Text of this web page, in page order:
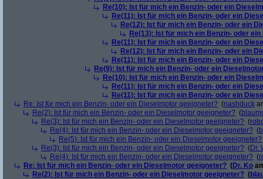
Re(10): Ist für mich ein Benzin- oder ein
Re(11): Ist für mich ein Benzin- oder ein
Re(12): Ist für mich ein Benzin- oder ein
Re(13): Ist für mich ein Benzin- oder
Re(11): Ist für mich ein Benzin- oder ein
Re(12): Ist für mich ein Benzin- oder ein
Re(11): Ist für mich ein Benzin- oder ein
Re(9): Ist für mich ein Benzin- oder ein
Re(10): Ist für mich ein Benzin- oder ein
Re(11): Ist für mich ein Benzin- oder ein
Re(11): Ist für mich ein Benzin- oder ein
Re: Ist für mich ein Benzin- oder ein Dieselmotor geeigneter? (nashduck
Re(2): Ist für mich ein Benzin- oder ein Dieselmotor geeigneter? (
Re(3): Ist für mich ein Benzin- oder ein Dieselmotor geeigneter? (
Re(4): Ist für mich ein Benzin- oder ein Dieselmotor geeigneter? (
Re(5): Ist für mich ein Benzin- oder ein Dieselmotor geeigneter?
Re(3): Ist für mich ein Benzin- oder ein Dieselmotor geeigneter? (Dr.
Re(4): Ist für mich ein Benzin- oder ein Dieselmotor geeigneter? (
Re: Ist für mich ein Benzin- oder ein Dieselmotor geeigneter? (Dr. Ko
Re(2): Ist für mich ein Benzin- oder ein Dieselmotor geeigneter? (